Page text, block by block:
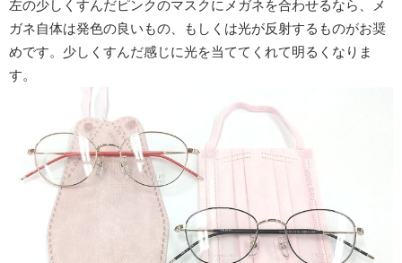
左の少しくすんだピンクのマスクにメガネを合わせるなら、メ
ガネ自体は発色の良いもの、もしくは光が反射するものがお奨
めです。少しくすんだ感じに光を当ててくれて明るくなりま
す。